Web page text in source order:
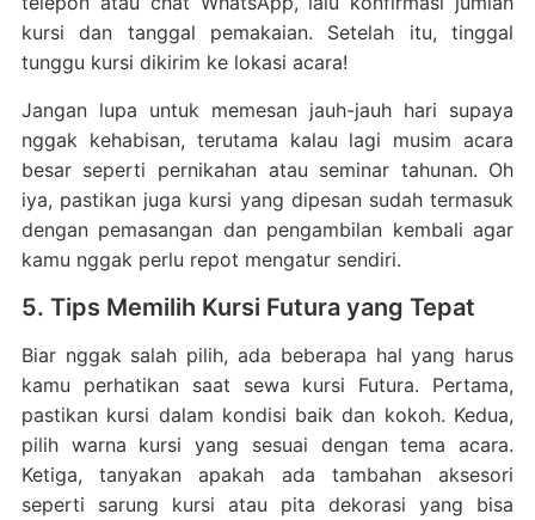
kursi dan tanggal pemakaian. Setelah itu, tinggal
tunggu kursi dikirim ke lokasi acara!
Jangan lupa untuk memesan jauh-jauh hari supaya
nggak kehabisan, terutama kalau lagi musim acara
besar seperti pernikahan atau seminar tahunan. Oh
iya, pastikan juga kursi yang dipesan sudah termasuk
dengan pemasangan dan pengambilan kembali agar
kamu nggak perlu repot mengatur sendiri.
5. Tips Memilih Kursi Futura yang Tepat
Biar nggak salah pilih, ada beberapa hal yang harus
kamu perhatikan saat sewa kursi Futura. Pertama,
pastikan kursi dalam kondisi baik dan kokoh. Kedua,
pilih warna kursi yang sesuai dengan tema acara.
Ketiga, tanyakan apakah ada tambahan aksesori
seperti sarung kursi atau pita dekorasi yang bisa